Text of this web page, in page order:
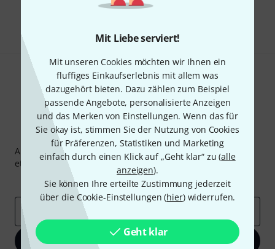
Mit Liebe serviert!
Mit unseren Cookies möchten wir Ihnen ein
fluffiges Einkaufserlebnis mit allem was
dazugehört bieten. Dazu zählen zum Beispiel
passende Angebote, personalisierte Anzeigen
und das Merken von Einstellungen. Wenn das für
Sie okay ist, stimmen Sie der Nutzung von Cookies
für Präferenzen, Statistiken und Marketing
einfach durch einen Klick auf „Geht klar“ zu (alle
anzeigen).
Sie können Ihre erteilte Zustimmung jederzeit
über die Cookie-Einstellungen (hier) widerrufen.
Geht klar
Thomann Newsletter
Abonniere den Thomann Newsletter und gewinne mit
etwas Glück einen von50 Gutscheinenüber jeweils50€
Inspirierende Beiträge
Deals Thomann Insights
E-Mail-Adresse